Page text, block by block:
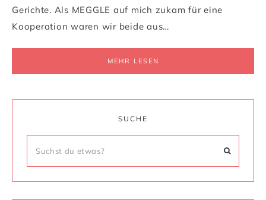
Gerichte. Als MEGGLE auf mich zukam für eine
Kooperation waren wir beide aus…
MEHR LESEN
SUCHE